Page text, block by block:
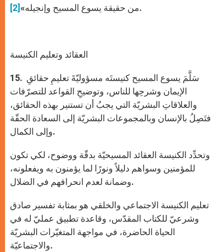
من حقيقة يسوع المسيح وإنجيله»[2] .
العقائد وتعليم الكنيسة
15. سَلَّمَ يسوع المسيح كنيستَه مسؤوليّةَ تعليمِ حقائقِ
الإيمان وشرحِها للناس، وتوضيحِ القواعد للتصرّفات
والعلاقاتِ البشريّة التي يجبُ أن تستنير بهذه الحقائق،
فتَصِلُ بالإنسان وبالمجموعات البشريّة إلى السعادة الحقّة
وإلى الكمال.
وتحدِّد الكنيسة العقائد المسيحيّة بدقّة ووضوح، لكي تكون
للمؤمنين وسواهم دليلاً ونورًا لما يؤمنون به ويفعلونه،
وضمانة لعدم انحرافهم في الضلال.
تعليم الكنيسة الاجتماعي والخلقي هو بمثابة تفسير صادق
وشرعيّ للكتاب المقدّس، وقاعدة تطبيق عمليّ له في
الحياة الحاضرة، في مواجهة المتغيّرات البشريّة
والاجتماعيّة.